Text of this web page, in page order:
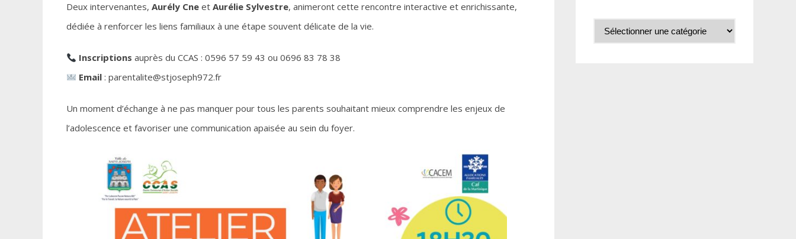
Deux intervenantes, Aurély Cne et Aurélie Sylvestre, animeront cette rencontre interactive et enrichissante,
dédiée à renforcer les liens familiaux à une étape souvent délicate de la vie.
Inscriptions auprès du CCAS : 0596 57 59 43 ou 0696 83 78 38
Email : parentalite@stjoseph972.fr
Un moment d’échange à ne pas manquer pour tous les parents souhaitant mieux comprendre les enjeux de
l’adolescence et favoriser une communication apaisée au sein du foyer.